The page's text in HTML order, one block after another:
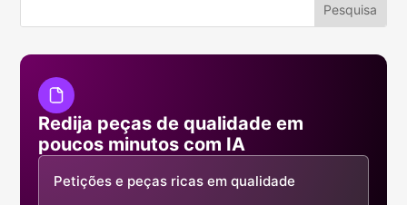
Redija peças de qualidade em
poucos minutos com IA
Petições e peças ricas em qualidade